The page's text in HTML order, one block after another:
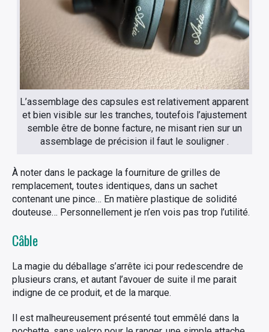
L’assemblage des capsules est relativement apparent
et bien visible sur les tranches, toutefois l’ajustement
semble être de bonne facture, ne misant rien sur un
assemblage de précision il faut le souligner .
À noter dans le package la fourniture de grilles de
remplacement, toutes identiques, dans un sachet
contenant une pince… En matière plastique de solidité
douteuse… Personnellement je n’en vois pas trop l’utilité.
Câble
La magie du déballage s’arrête ici pour redescendre de
plusieurs crans, et autant l’avouer de suite il me parait
indigne de ce produit, et de la marque.
Il est malheureusement présenté tout emmêlé dans la